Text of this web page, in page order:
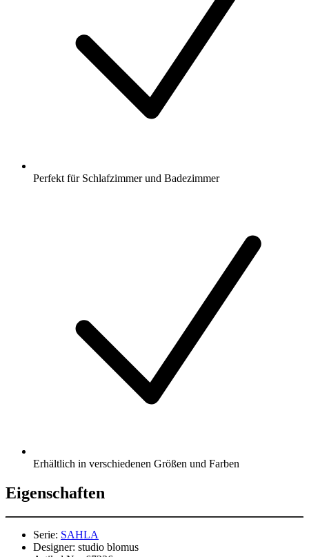
Perfekt für Schlafzimmer und Badezimmer
Erhältlich in verschiedenen Größen und Farben
Eigenschaften
Serie: SAHLA
Designer: studio blomus